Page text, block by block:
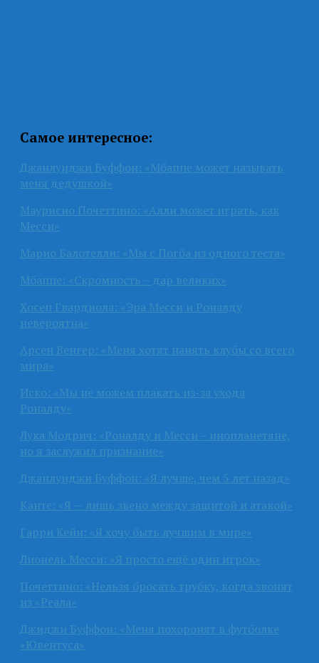
Самое интересное:
Джанлуиджи Буффон: «Мбаппе может называть
меня дедушкой»
Маурисио Почеттино: «Алли может играть, как
Месси»
Марио Балотелли: «Мы с Погба из одного теста»
Мбаппе: «Скромность – дар великих»
Хосеп Гвардиола: «Эра Месси и Роналду
невероятна»
Арсен Венгер: «Меня хотят нанять клубы со всего
мира»
Иско: «Мы не можем плакать из-за ухода
Роналду»
Лука Модрич: «Роналду и Месси – инопланетяне,
но я заслужил признание»
Джанлуиджи Буффон: «Я лучше, чем 5 лет назад»
Канте: «Я — лишь звено между защитой и атакой»
Гарри Кейн: «Я хочу быть лучшим в мире»
Лионель Месси: «Я просто ещё один игрок»
Почеттино: «Нельзя бросать трубку, когда звонят
из «Реала»
Джиджи Буффон: «Меня похоронят в футболке
«Ювентуса»